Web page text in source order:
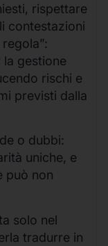
rispettare
contestazioni
gestione
rischi e
previsti dalla
o dubbi:
uniche, e
può non
solo nel
tradurre in